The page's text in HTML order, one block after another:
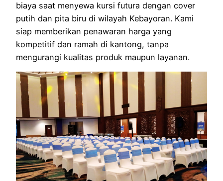
biaya saat menyewa kursi futura dengan cover
putih dan pita biru di wilayah Kebayoran. Kami
siap memberikan penawaran harga yang
kompetitif dan ramah di kantong, tanpa
mengurangi kualitas produk maupun layanan.